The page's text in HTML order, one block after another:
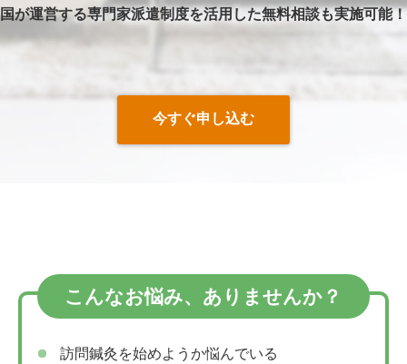
国が運営する専門家派遣制度を活用した無料相談も実施可能！
今すぐ申し込む
こんなお悩み、ありませんか？
訪問鍼灸を始めようか悩んでいる